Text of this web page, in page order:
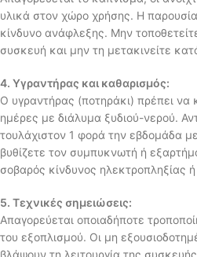
υλικά στον χώρο χρήσης. Η
κίνδυνο ανάφλεξης. Μην
συσκευή και μην τη μετακινείτε
4. Υγραντήρας και καθαρισμός:
Ο υγραντήρας (ποτηράκι) πρέπει να
ημέρες με διάλυμα ξυδιού-νερού.
τουλάχιστον 1 φορά την εβδομάδα
βυθίζετε τον συμπυκνωτή ή
σοβαρός κίνδυνος ηλεκτροπληξίας
5. Τεχνικές σημειώσεις:
Απαγορεύεται οποιαδήποτε
του εξοπλισμού. Οι μη
βλάψουν τη λειτουργία της